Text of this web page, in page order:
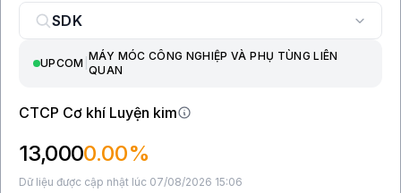
UPCOM |
MÁY MÓC CÔNG NGHIỆP VÀ PHỤ TÙNG LIÊN
QUAN
CTCP Cơ khí Luyện kim
13,0000.00%
Dữ liệu được cập nhật lúc 07/08/2026 15:06